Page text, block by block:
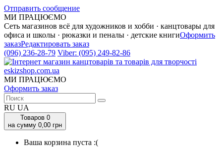
Отправить сообщение
МИ ПРАЦЮЄМО
Сеть магазинов всё для художников и хобби · канцтовары для
офиса и школы · рюказки и пеналы · детские книгиОформить
заказРедактировать заказ
(096) 236-28-79 Viber: (095) 249-82-86
МИ ПРАЦЮЄМО
Оформить заказ
RU UA
Товаров 0
на сумму 0,00 грн
Ваша корзина пуста :(